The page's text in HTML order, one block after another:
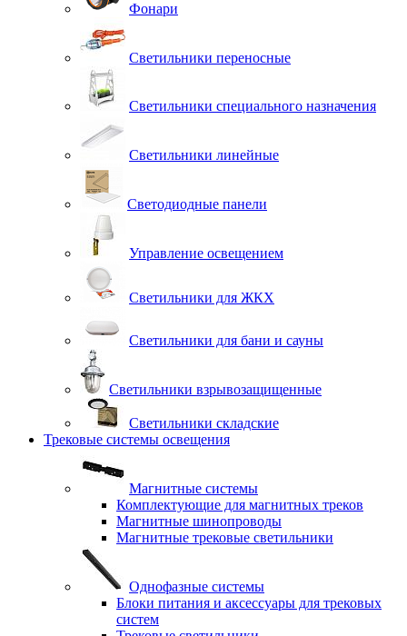
Фонари
Светильники переносные
Светильники специального назначения
Светильники линейные
Светодиодные панели
Управление освещением
Светильники для ЖКХ
Светильники для бани и сауны
Светильники взрывозащищенные
Светильники складские
Трековые системы освещения
Магнитные системы
Комплектующие для магнитных треков
Магнитные шинопроводы
Магнитные трековые светильники
Однофазные системы
Блоки питания и аксессуары для трековых
систем